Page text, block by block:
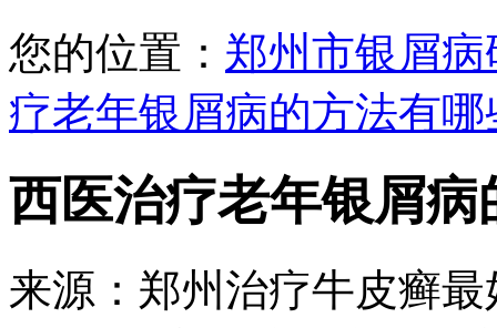
您的位置： 郑州市银屑病
疗老年银屑病的方法有哪
西医治疗老年银屑病
来源：郑州治疗牛皮癣